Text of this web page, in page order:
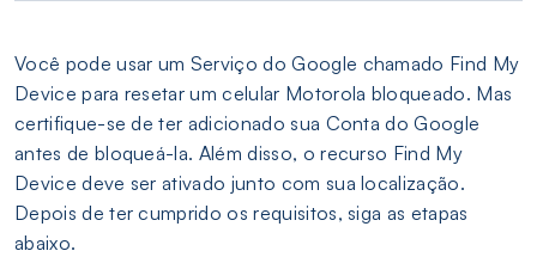
Você pode usar um Serviço do Google chamado Find My
Device para resetar um celular Motorola bloqueado. Mas
certifique-se de ter adicionado sua Conta do Google
antes de bloqueá-la. Além disso, o recurso Find My
Device deve ser ativado junto com sua localização.
Depois de ter cumprido os requisitos, siga as etapas
abaixo.